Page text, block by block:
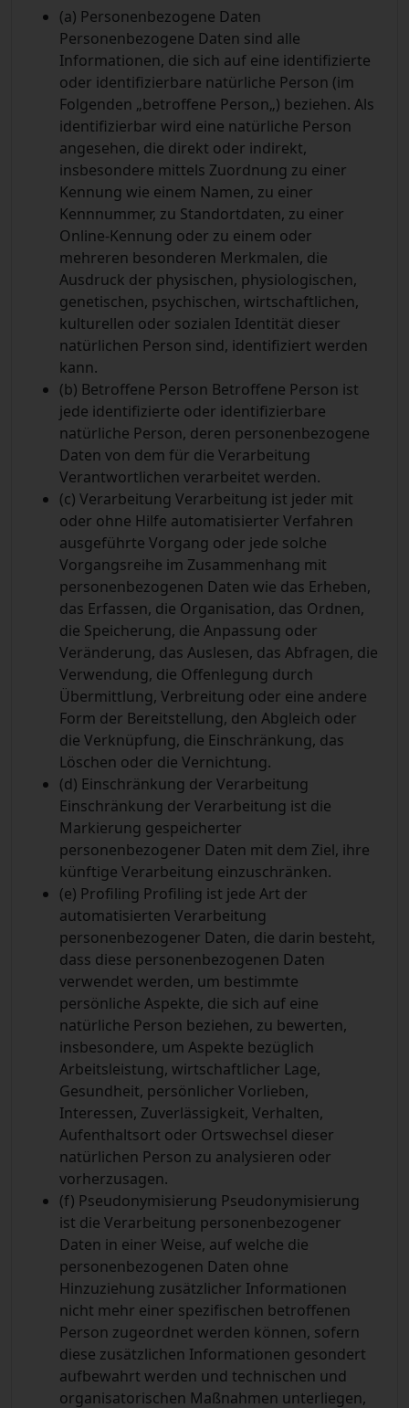
(a) Personenbezogene Daten
Personenbezogene Daten sind alle
Informationen, die sich auf eine identifizierte
oder identifizierbare natürliche Person (im
Folgenden „betroffene Person„) beziehen. Als
identifizierbar wird eine natürliche Person
angesehen, die direkt oder indirekt,
insbesondere mittels Zuordnung zu einer
Kennung wie einem Namen, zu einer
Kennnummer, zu Standortdaten, zu einer
Online-Kennung oder zu einem oder
mehreren besonderen Merkmalen, die
Ausdruck der physischen, physiologischen,
genetischen, psychischen, wirtschaftlichen,
kulturellen oder sozialen Identität dieser
natürlichen Person sind, identifiziert werden
kann.
(b) Betroffene Person Betroffene Person ist
jede identifizierte oder identifizierbare
natürliche Person, deren personenbezogene
Daten von dem für die Verarbeitung
Verantwortlichen verarbeitet werden.
(c) Verarbeitung Verarbeitung ist jeder mit
oder ohne Hilfe automatisierter Verfahren
ausgeführte Vorgang oder jede solche
Vorgangsreihe im Zusammenhang mit
personenbezogenen Daten wie das Erheben,
das Erfassen, die Organisation, das Ordnen,
die Speicherung, die Anpassung oder
Veränderung, das Auslesen, das Abfragen, die
Verwendung, die Offenlegung durch
Übermittlung, Verbreitung oder eine andere
Form der Bereitstellung, den Abgleich oder
die Verknüpfung, die Einschränkung, das
Löschen oder die Vernichtung.
(d) Einschränkung der Verarbeitung
Einschränkung der Verarbeitung ist die
Markierung gespeicherter
personenbezogener Daten mit dem Ziel, ihre
künftige Verarbeitung einzuschränken.
(e) Profiling Profiling ist jede Art der
automatisierten Verarbeitung
personenbezogener Daten, die darin besteht,
dass diese personenbezogenen Daten
verwendet werden, um bestimmte
persönliche Aspekte, die sich auf eine
natürliche Person beziehen, zu bewerten,
insbesondere, um Aspekte bezüglich
Arbeitsleistung, wirtschaftlicher Lage,
Gesundheit, persönlicher Vorlieben,
Interessen, Zuverlässigkeit, Verhalten,
Aufenthaltsort oder Ortswechsel dieser
natürlichen Person zu analysieren oder
vorherzusagen.
(f) Pseudonymisierung Pseudonymisierung
ist die Verarbeitung personenbezogener
Daten in einer Weise, auf welche die
personenbezogenen Daten ohne
Hinzuziehung zusätzlicher Informationen
nicht mehr einer spezifischen betroffenen
Person zugeordnet werden können, sofern
diese zusätzlichen Informationen gesondert
aufbewahrt werden und technischen und
organisatorischen Maßnahmen unterliegen,